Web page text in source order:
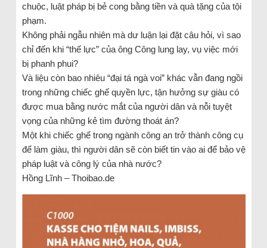
chuộc, luật pháp bị bẻ cong bằng tiền và quà tặng của tội
phạm.
Không phải ngẫu nhiên mà dư luận lại đặt câu hỏi, vì sao
chỉ đến khi “thế lực” của ông Công lung lay, vụ việc mới
bị phanh phui?
Và liệu còn bao nhiêu “đại tá ngà voi” khác vẫn đang ngồi
trong những chiếc ghế quyền lực, tận hưởng sự giàu có
được mua bằng nước mắt của người dân và nỗi tuyệt
vọng của những kẻ tìm đường thoát án?
Một khi chiếc ghế trong ngành công an trở thành công cụ
để làm giàu, thì người dân sẽ còn biết tin vào ai để bảo vệ
pháp luật và công lý của nhà nước?
Hồng Lĩnh – Thoibao.de